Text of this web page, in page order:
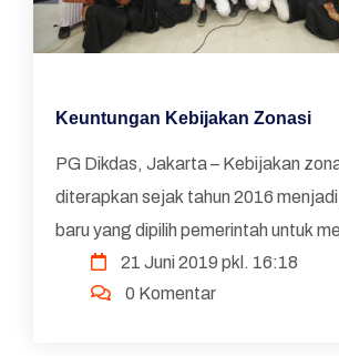
Keuntungan Kebijakan Zonasi
PG Dikdas, Jakarta – Kebijakan
diterapkan sejak tahun 2016
baru yang dipilih pemerintah untuk
pemerataan akses pada layanan dan
pendidikan di s...
21 Juni 2019 pkl. 16:18
0 Komentar